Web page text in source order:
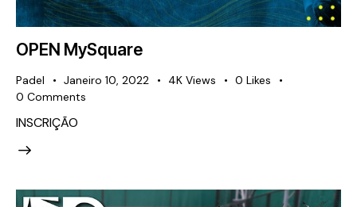
OPEN MySquare
Padel Janeiro 10, 2022 4K Views 0 Likes
0 Comments
INSCRIÇÃO